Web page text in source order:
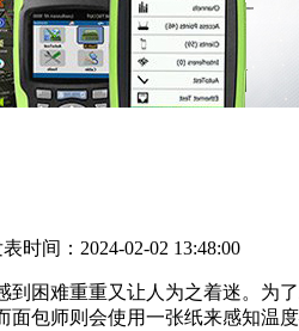
表时间：2024-02-02 13:48:00
困难重重又让人为之着迷。为
面包师则会使用一张纸来感知